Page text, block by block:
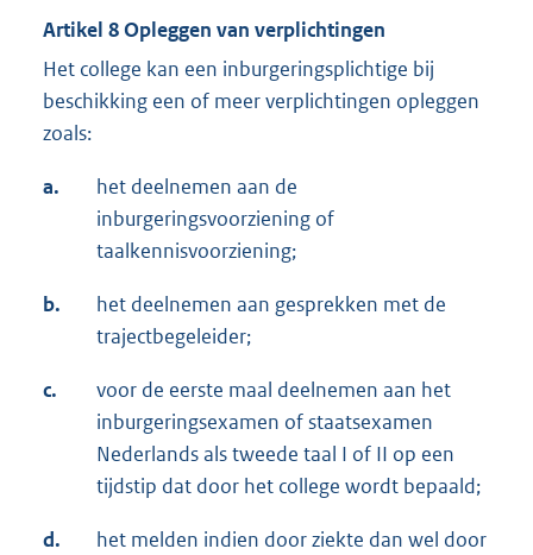
Artikel 8 Opleggen van verplichtingen
Het college kan een inburgeringsplichtige bij
beschikking een of meer verplichtingen opleggen
zoals:
a.
het deelnemen aan de
inburgeringsvoorziening of
taalkennisvoorziening;
b.
het deelnemen aan gesprekken met de
trajectbegeleider;
c.
voor de eerste maal deelnemen aan het
inburgeringsexamen of staatsexamen
Nederlands als tweede taal I of II op een
tijdstip dat door het college wordt bepaald;
d.
het melden indien door ziekte dan wel door